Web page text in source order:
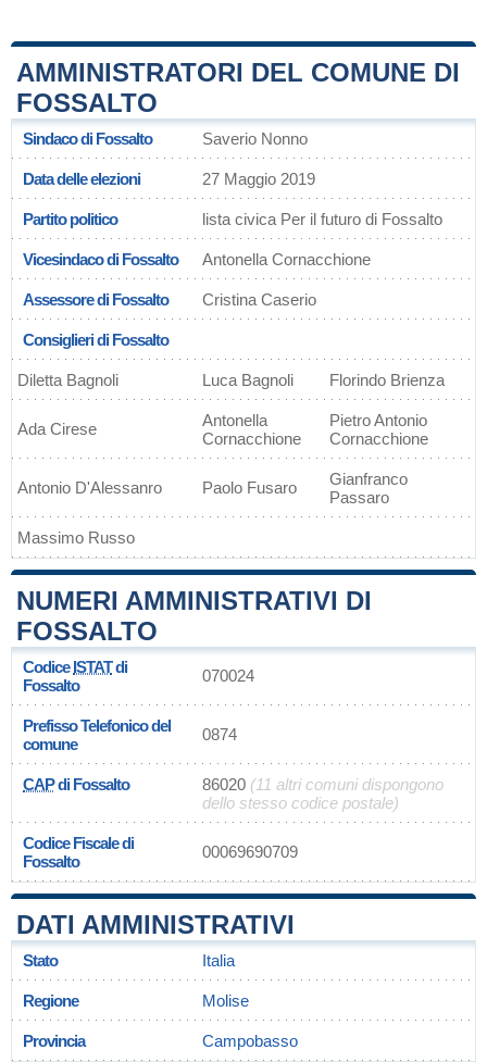
AMMINISTRATORI DEL COMUNE DI
FOSSALTO
Sindaco di Fossalto Saverio Nonno
Data delle elezioni 27 Maggio 2019
Partito politico lista civica Per il futuro di Fossalto
Vicesindaco di Fossalto Antonella Cornacchione
Assessore di Fossalto Cristina Caserio
Consiglieri di Fossalto
Diletta Bagnoli Luca Bagnoli Florindo Brienza
Ada Cirese
Antonella
Cornacchione
Pietro Antonio
Cornacchione
Antonio D'Alessanro Paolo Fusaro
Gianfranco
Passaro
Massimo Russo
NUMERI AMMINISTRATIVI DI
FOSSALTO
CodiceISTATdi
Fossalto
070024
Prefisso Telefonico del
comune
0874
CAPdi Fossalto 86020 (11 altri comuni dispongono
dello stesso codice postale)
Codice Fiscale di
Fossalto
00069690709
DATI AMMINISTRATIVI
Stato Italia
Regione Molise
Provincia Campobasso